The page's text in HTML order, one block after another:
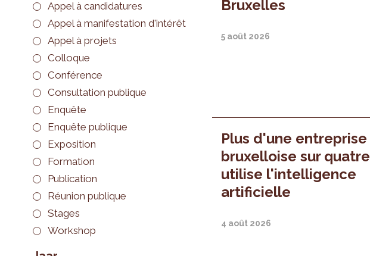
Appel à candidatures
Appel à manifestation d'intérêt
Appel à projets
Colloque
Conférence
Consultation publique
Enquête
Enquête publique
Exposition
Formation
Publication
Réunion publique
Stages
Workshop
Bruxelles
5 août 2026
Plus d'une entreprise
bruxelloise sur quatre
utilise l'intelligence
artificielle
4 août 2026